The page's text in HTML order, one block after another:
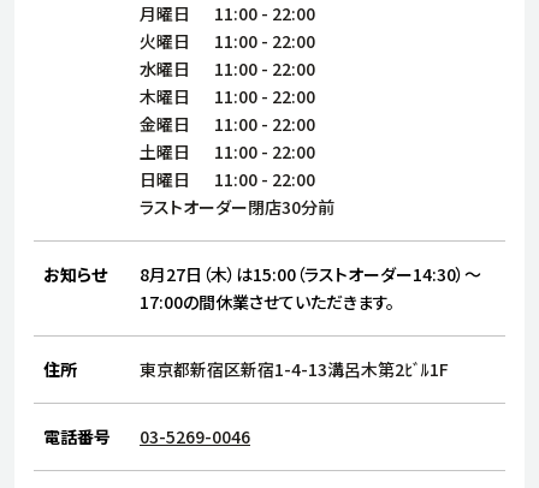
株主・投資家情報
サステナビリティ
ブランド
店舗検索
店舗一覧
採用情報
よくある質問・お問い合わせ
月曜日 11:00 - 22:00
火曜日
11:00 - 22:00
水曜日
11:00 - 22:00
木曜日
11:00 - 22:00
金曜日
11:00 - 22:00
土曜日
11:00 - 22:00
日曜日
11:00 - 22:00
ラストオーダー閉店30分前
お知らせ
8月27日（木）は15:00（ラストオーダー14:30）～
17:00の間休業させていただきます。
住所 東京都新宿区新宿1-4-13溝呂木第2ﾋﾞﾙ1F
電話番号 03-5269-0046